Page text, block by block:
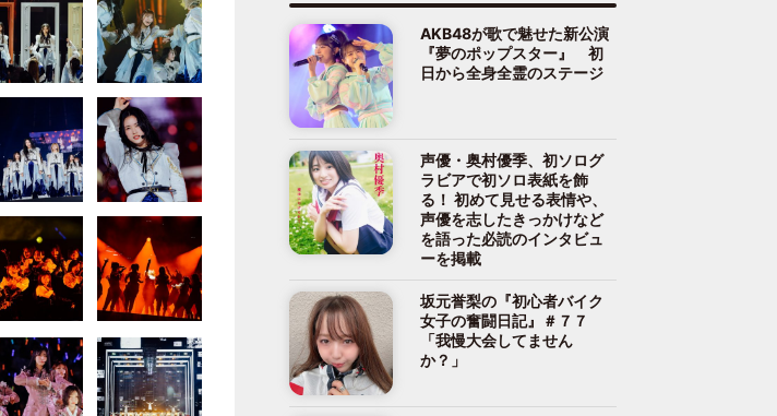
AKB48が歌で魅せた新公演
『夢のポップスター』 初
日から全身全霊のステージ
声優・奥村優季、初ソログ
ラビアで初ソロ表紙を飾
る！ 初めて見せる表情や、
声優を志したきっかけなど
を語った必読のインタビュ
ーを掲載
坂元誉梨の『初心者バイク
女子の奮闘日記』＃７７
「我慢大会してません
か？」